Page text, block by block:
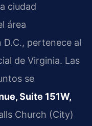
ciudad
área
pertenece al
de Virginia. Las
se
Suite 151W,
Church (City)